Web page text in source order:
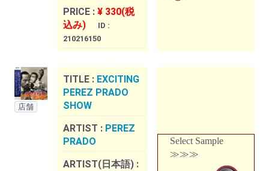
PRICE : ¥ 330(税
込み)
ID :
210216150
店舗
TITLE : EXCITING
PEREZ PRADO
SHOW
ARTIST : PEREZ
PRADO
ARTIST(日本語) :
Select Sample
≫≫≫